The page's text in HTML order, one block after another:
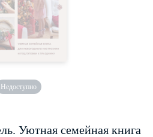
Недоступно
Уютная семейная книга